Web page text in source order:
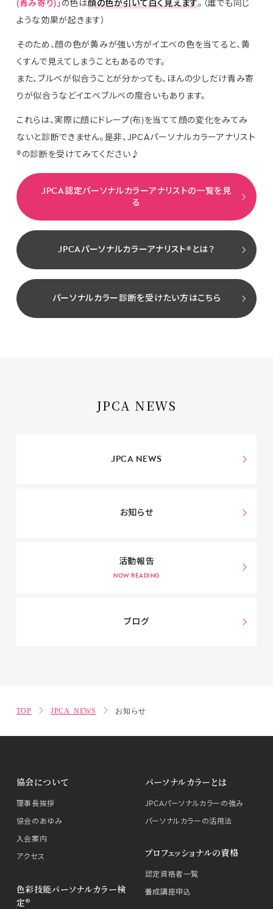
(青み寄り)」 の色は顔の色が引いて白く見えます。（誰でも同じ
ような効果が起きます）
そのため、顔の色が黄みが強い方がイエベの色を当てると、黄
くすんで見えてしまうこともあるのです。
また、ブルベが似合うことが分かっても、ほんの少しだけ青み寄
りが似合うなどイエベブルベの度合いもあります。
これらは、実際に顔にドレープ(布)を当てて顔の変化をみてみ
ないと診断できません。是非、JPCAパーソナルカラーアナリスト
®の診断を受けてみてください♪
JPCA認定パーソナルカラーアナリストの一覧を見
る
JPCAパーソナルカラーアナリスト®とは？
パーソナルカラー診断を受けたい方はこちら
JPCA NEWS
JPCA NEWS
お知らせ
活動報告
ブログ
TOP JPCA NEWS お知らせ
協会について
理事長挨拶
協会のあゆみ
入会案内
アクセス
パーソナルカラーとは
JPCAパーソナルカラーの強み
パーソナルカラーの活用法
色彩技能パーソナルカラー検
定®
プロフェッショナルの資格
認定資格者一覧
養成講座申込